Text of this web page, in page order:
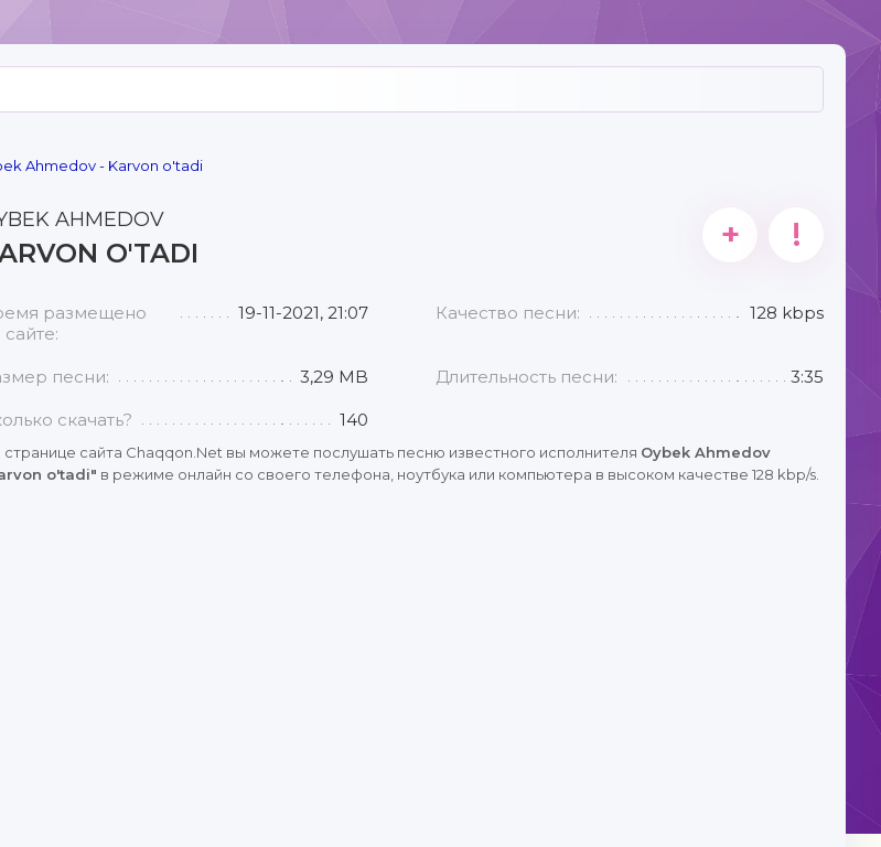
Ahmedov - Karvon o'tadi
AHMEDOV
O'TADI + !
размещено
сайте:
19-11-2021, 21:07 Качество песни: 128 kbps
песни: 3,29 MB Длительность песни: 3:35
скачать? 140
странице сайта Chaqqon.Net вы можете послушать песню известного исполнителя Oybek Ahmedov
o'tadi" в режиме онлайн со своего телефона, ноутбука или компьютера в высоком качестве 128 kbp/s.